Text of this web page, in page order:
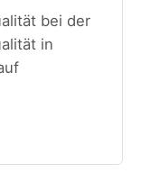
bei der
in